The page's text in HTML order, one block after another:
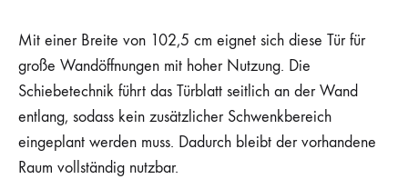
Mit einer Breite von 102,5 cm eignet sich diese Tür für
große Wandöffnungen mit hoher Nutzung. Die
Schiebetechnik führt das Türblatt seitlich an der Wand
entlang, sodass kein zusätzlicher Schwenkbereich
eingeplant werden muss. Dadurch bleibt der vorhandene
Raum vollständig nutzbar.